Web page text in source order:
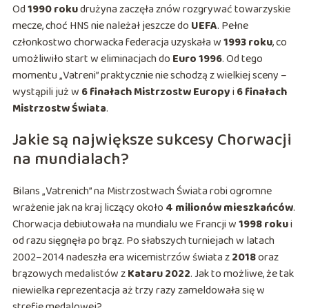
Od1990 rokudrużyna zaczęła znów rozgrywać towarzyskie
mecze, choć HNS nie należał jeszcze do UEFA. Pełne
członkostwo chorwacka federacja uzyskała w1993 roku, co
umożliwiło start w eliminacjach do Euro 1996. Od tego
momentu „Vatreni” praktycznie nie schodzą z wielkiej sceny –
wystąpili już w 6 finałach Mistrzostw Europyi 6 finałach
Mistrzostw Świata.
Jakie są największe sukcesy Chorwacji
na mundialach?
Bilans „Vatrenich” na Mistrzostwach Świata robi ogromne
wrażenie jak na kraj liczący około 4 milionów mieszkańców.
Chorwacja debiutowała na mundialu we Francji w1998 rokui
od razu sięgnęła po brąz. Po słabszych turniejach w latach
2002–2014 nadeszła era wicemistrzów świata z2018oraz
brązowych medalistów zKataru 2022. Jak to możliwe, że tak
niewielka reprezentacja aż trzy razy zameldowała się w